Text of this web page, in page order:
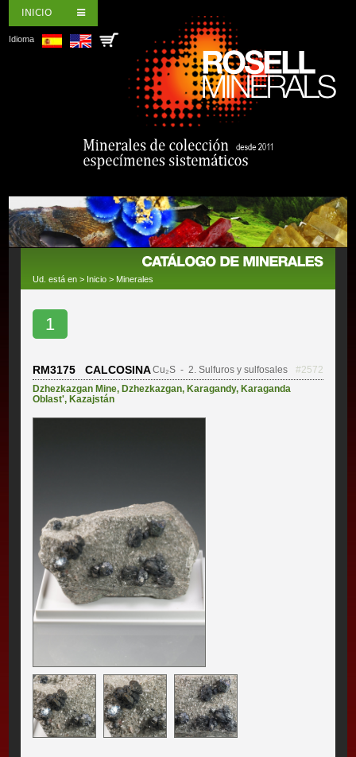
INICIO
Idioma
Ud. está en > Inicio > Minerales
1
RM3175 CALCOSINACu₂S- 2. Sulfuros y sulfosales
#2572
Dzhezkazgan Mine,Dzhezkazgan,Karagandy,Karaganda
Oblast',Kazajstán